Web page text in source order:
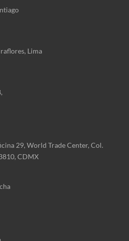
Lima
29, World Trade Center, Col.
CDMX